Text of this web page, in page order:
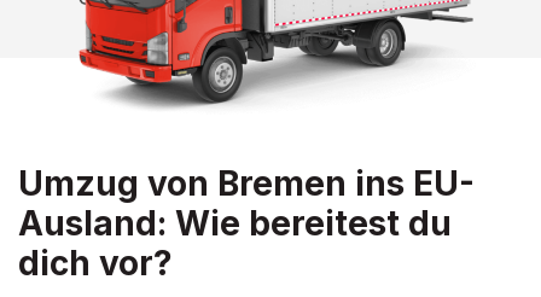
Umzug von Bremen ins EU-
Ausland: Wie bereitest du
dich vor?